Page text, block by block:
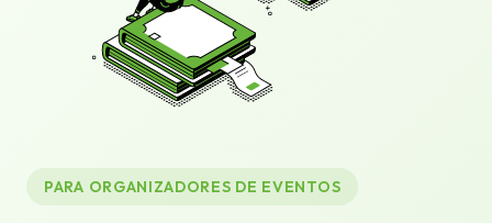
Normativa
Estándares e integraciones
Soporte
PARA ORGANIZADORES DE EVENTOS